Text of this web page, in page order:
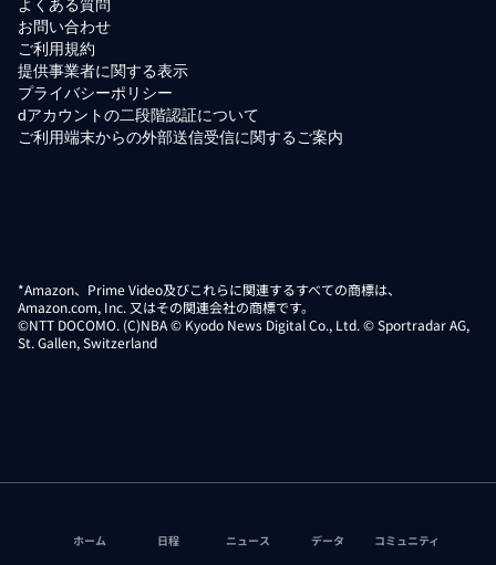
よくある質問
お問い合わせ
ご利用規約
提供事業者に関する表示
プライバシーポリシー
dアカウントの二段階認証について
ご利用端末からの外部送信受信に関するご案内
*Amazon、Prime Video及びこれらに関連するすべての商標は、
Amazon.com, Inc. 又はその関連会社の商標です。
©NTT DOCOMO. (C)NBA © Kyodo News Digital Co., Ltd. © Sportradar AG,
St. Gallen, Switzerland
ホーム 日程 ニュース データ コミュニティ